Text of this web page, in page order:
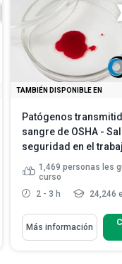
TAMBIÉN DISPONIBLE EN
Patógenos
sangre de OSHA -
seguridad en el
1,469 personas les
curso
2 - 3 h
24,246
Más información